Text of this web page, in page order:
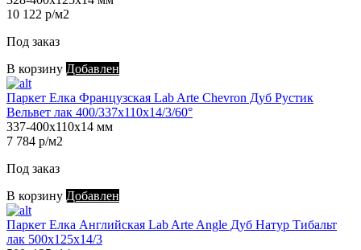
10 122 р/м2
Под заказ
В корзину Добавлен
Паркет Елка Французская Lab Arte Chevron Дуб Рустик
Вельвет лак 400/337х110х14/3/60°
337-400х110х14 мм
7 784 р/м2
Под заказ
В корзину Добавлен
Паркет Елка Английская Lab Arte Angle Дуб Натур Тибальт
лак 500х125х14/3